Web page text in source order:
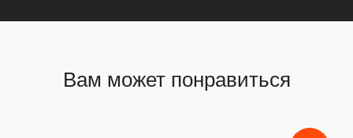
Вам может понравиться